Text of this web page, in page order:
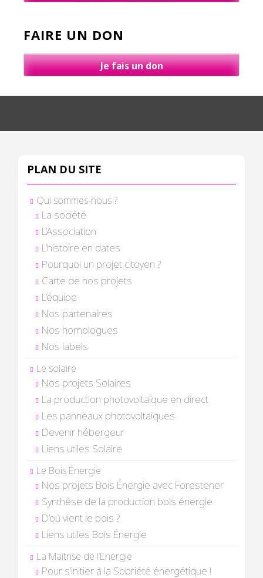
FAIRE UN DON
Je fais un don
PLAN DU SITE
Qui sommes-nous ?
La société
L’Association
L’histoire en dates
Pourquoi un projet citoyen ?
Carte de nos projets
L’équipe
Nos partenaires
Nos homologues
Nos labels
Le solaire
Nos projets Solaires
La production photovoltaïque en direct
Les panneaux photovoltaïques
Devenir hébergeur
Liens utiles Solaire
Le Bois Énergie
Nos projets Bois Énergie avec Forestener
Synthèse de la production bois énergie
D’où vient le bois ?
Liens utiles Bois Énergie
La Maîtrise de l’Energie
Pour s’initier à la Sobriété énergétique !